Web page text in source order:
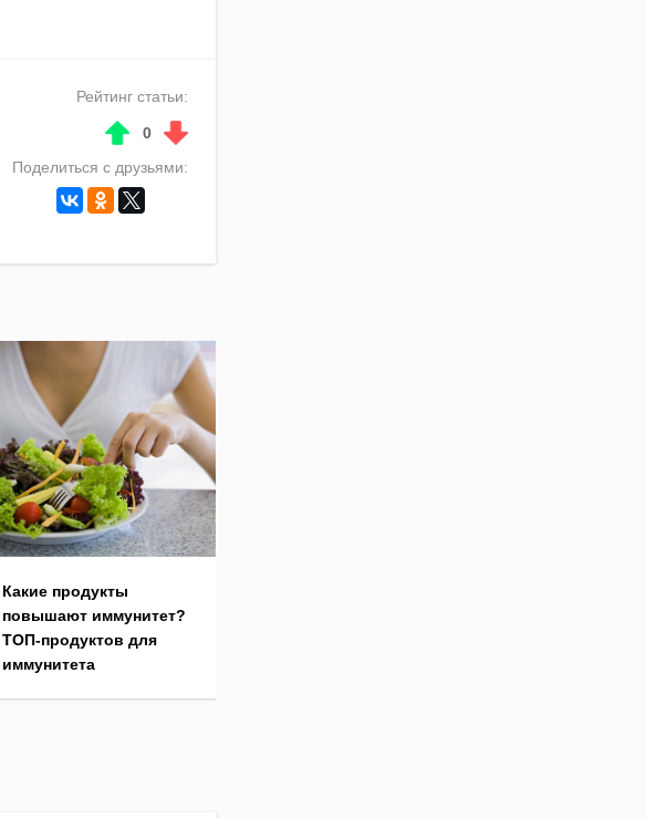
Рейтинг статьи:
↑
0 ↓
Поделиться с друзьями:
Какие продукты
повышают иммунитет?
ТОП-продуктов для
иммунитета